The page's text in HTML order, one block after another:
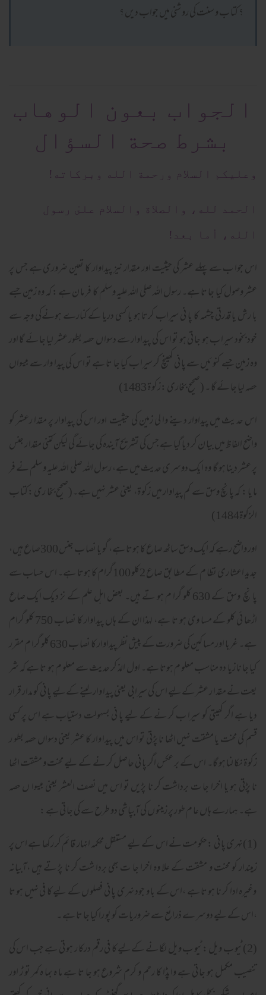
؟ کتا ب و سنت کی رو شنی میں جواب دیں ؟
الجواب بعون الوهاب
بشرط صحة السؤال
وعلیکم السلام ورحمة الله وبرکاته!
الحمد لله، والصلاة والسلام علىٰ رسول
الله، أما بعد!
اس جوا ب سے پہلے عشر کی حیثیت اور مقدار نیز پیداوار کا تعین ضروری ہے جس پر
عشر وصول کیا جا تا ہے۔ رسول اللہ صلی اللہ علیہ وسلم کا فر ما ن ہے : کہ وہ زمین جسے
با رش یا قدرتی چشمہ کا پا نی سیراب کرتا ہو یا کسی دریا کے کنارے ہونےکی وجہ سے
خود بخود سیرا ب ہو جا تی ہو تو اس کی پیداوار سے دسوا ں حصہ بطور عشر لیا جا ئے گا اور
وہ زمین جسے کنو ئیں سے پا نی کھینچ کر سیرا ب کیا جا تا ہے تو اس کی پیدا وار سے بیسواں
حصہ لیا جا ئے گا ۔ (صحیح بخاری :زکو ۃ 1483)
اس حد یث میں پیداوار دینے وا لی زمین کی حیثیت اور اس کی پیداوار پر مقدا رعشر کو
واضح الفا ظ میں بیا ن کر دیا گیا ہے جس کی تشریح آیندہ کی جائے گی لیکن کتنی مقدا ر جنس
پر عشر دینا ہو گا وہ ایک دوسر ی حدیث میں ہے، رسول اللہ صلی اللہ علیہ وسلم نے فر
ما یا : کہ پا نچ وسق سے کم پیداوار میں زکو ۃ، یعنی عشر نہیں ہے۔(صحیح بخا ری :کتا ب
الزکوۃ1484)
اور واضح رہے کہ ایک وسق ساٹھ صاع کا ہوتا ہے، گو یا نصا ب جنس 300صاع ہیں،
جدید اعشا ری نظا م کے مطا بق صاع 2کلو 100گرام کا ہوتا ہے۔ اس حساب سے
پا نچ وسق کے 630 کلو گرا م ہو تے ہیں۔ بعض اہل علم کے نز دیک ایک صاع
اڑھا ئی کلو کے مسا وی ہو تا ہے، لہذا ان کے ہاں پیداوار کا نصا ب 750 کلو گرام
ہے۔ غربا اور مسا کین کی ضرورت کے پیش نظر پیداوار کا نصا ب 630 کلو گرا م مقرر
کیا جا نا زیا دہ مناسب معلو م ہوتا ہے۔ اول الذ کر حدیث سے معلو م ہو تا ہے کہ شر
یعت نے مقدا ر عشر کےلیے اس کی سیرا بی یعنی پیدا وار لینے کےلیے پا نی کو مدار قرار
دیا ہے اگر کھیتی کو سیرا ب کر نے کے لیے پا نی بسہولت دستیاب ہے اس پر کسی
قسم کی محنت یا مشقت نہیں اٹھا نا پڑتی تو اس میں پیدا وار کا عشر یعنی دسواں حصہ بطو ر
زکو ۃ نکا لنا ہو گا۔ اس کے بر عکس اگر پا نی حاصل کر نے کے لیے محنت و مشقت اٹھا
نا پڑتی ہو یا اخرا جا ت برداشت کر نا پڑیں تو اس میں نصف العشر یعنی بیسوا ں حصہ
ہے۔ ہمارے ہا ں عا م طو ر پر زمینو ں کی آبپاشی دو طرح سے کی جا تی ہے :
(1)نہری پا نی :حکو مت نے اس کے لیے مستقل محکمہ انہار قا ئم کر رکھا ہے اس پر
زمیندار کو محنت و مشقت کے علا وہ اخرا جا ت بھی بردا شت کر نا پڑ تے ہیں ،آبیانہ
وغیرہ ادا کر نا ہو تا ہے ،اس کے با و جود نہر ی پا نی فصلو ں کے لیے کا فی نہیں ہو تا
،اس کےلیے دوسر ے ذرائع سے ضروریات کو پو را کیا جا تا ہے ۔
(2)ٹیو ب ویل :ٹیو ب ویل لگا نے کےلیے کا فی رقم درکا ر ہو تی ہے جب اس کی
تنصیب مکمل ہو جا تی ہے واپڈا کا رحم و کرم شروع ہو جا تا ہے ما ہ بما ہ کمر تو ڑ اور